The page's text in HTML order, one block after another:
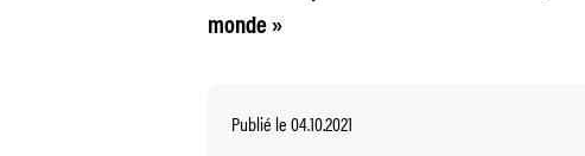
monde »
Publié le 04.10.2021